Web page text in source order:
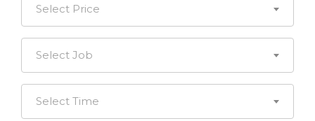
Select Price
Select Job
Select Time